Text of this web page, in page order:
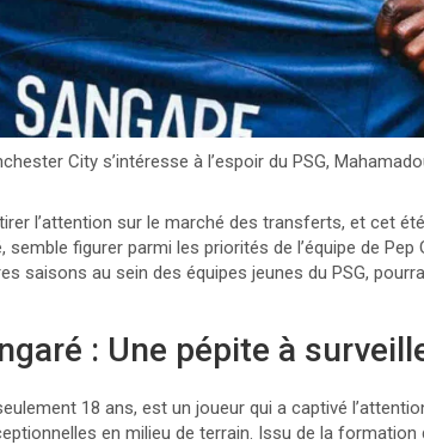
City s’intéresse à l’espoir du PSG,
l’attention sur le marché des transferts, et cet
semble figurer parmi les priorités de l’équipe de Pep
saisons au sein des équipes jeunes du PSG,
: Une pépite à
18 ans, est un joueur qui a captivé
en milieu de terrain. Issu de la formation